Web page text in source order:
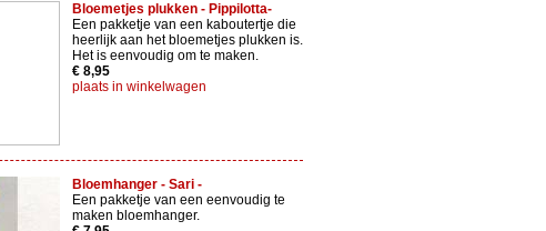
Bloemetjes plukken - Pippilotta-
Een pakketje van een kaboutertje die
heerlijk aan het bloemetjes plukken is.
Het is eenvoudig om te maken.
€ 8,95
plaats in winkelwagen
Bloemhanger - Sari -
Een pakketje van een eenvoudig te
maken bloemhanger.